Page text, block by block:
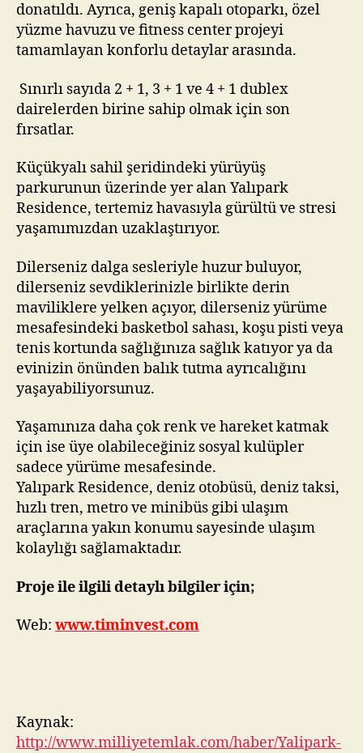
donatıldı. Ayrıca, geniş kapalı otoparkı, özel
yüzme havuzu ve fitness center projeyi
tamamlayan konforlu detaylar arasında.
Sınırlı sayıda 2 + 1, 3 + 1 ve 4 + 1 dublex
dairelerden birine sahip olmak için son
fırsatlar.
Küçükyalı sahil şeridindeki yürüyüş
parkurunun üzerinde yer alan Yalıpark
Residence, tertemiz havasıyla gürültü ve stresi
yaşamımızdan uzaklaştırıyor.
Dilerseniz dalga sesleriyle huzur buluyor,
dilerseniz sevdiklerinizle birlikte derin
maviliklere yelken açıyor, dilerseniz yürüme
mesafesindeki basketbol sahası, koşu pisti veya
tenis kortunda sağlığınıza sağlık katıyor ya da
evinizin önünden balık tutma ayrıcalığını
yaşayabiliyorsunuz.
Yaşamınıza daha çok renk ve hareket katmak
için ise üye olabileceğiniz sosyal kulüpler
sadece yürüme mesafesinde.
Yalıpark Residence, deniz otobüsü, deniz taksi,
hızlı tren, metro ve minibüs gibi ulaşım
araçlarına yakın konumu sayesinde ulaşım
kolaylığı sağlamaktadır.
Proje ile ilgili detaylı bilgiler için;
Web: www.timinvest.com
Kaynak:
http://www.milliyetemlak.com/haber/Yalipark-